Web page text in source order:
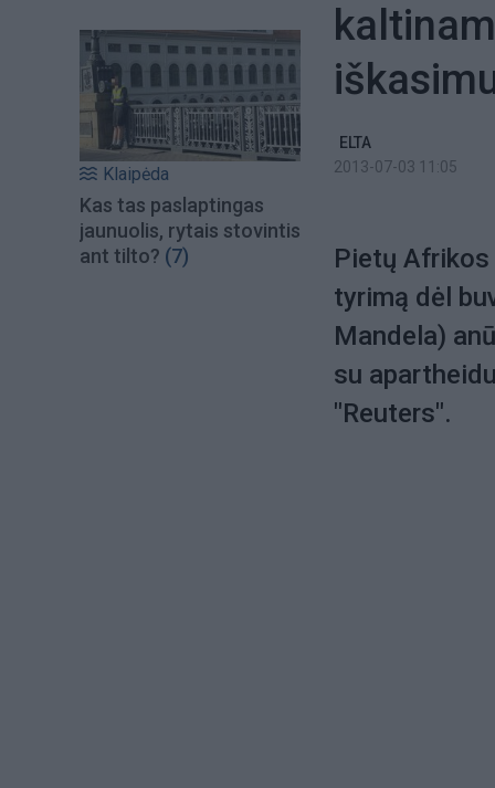
Klaipėda
Kas tas paslaptingas
jaunuolis, rytais stovintis
ant tilto? (7)
ELTA
2013-07-03 11:05
Pietų
tyrimą dėl
Mandela)
su
"Reuters".